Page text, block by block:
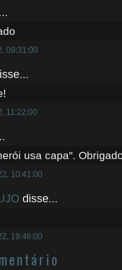
09:31:00
11:22:00
usa capa".
10:41:00
disse...
19:46:00